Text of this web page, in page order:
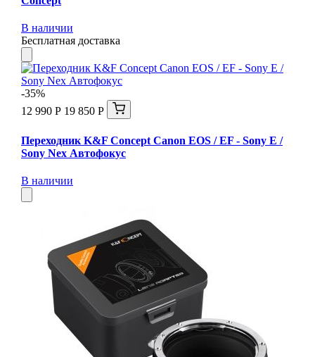
В наличии
Бесплатная доставка
-35%
12 990 Р 19 850 Р
Переходник K&F Concept Canon EOS / EF - Sony E /
Sony Nex Автофокус
В наличии